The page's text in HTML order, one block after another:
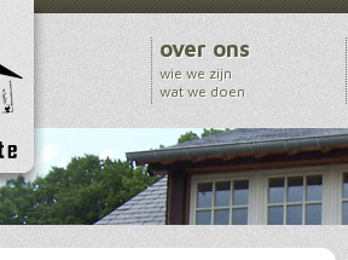
over ons
wie we zijn
wat we doen